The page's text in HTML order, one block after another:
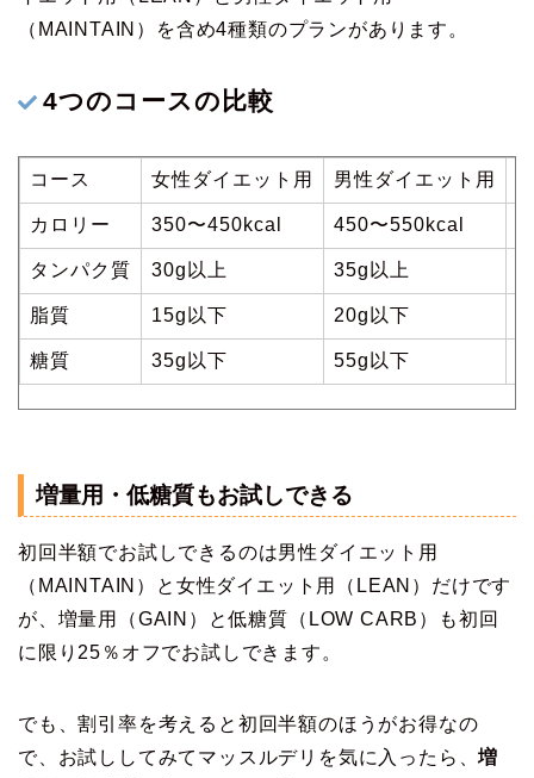
（MAINTAIN）を含め4種類のプランがあります。
4つのコースの比較
コース 女性ダイエット用 男性ダイエット用
カロリー 350〜450kcal 450〜550kcal
タンパク質 30g以上 35g以上
脂質 15g以下 20g以下
糖質 35g以下 55g以下
増量用・低糖質もお試しできる
初回半額でお試しできるのは男性ダイエット用
（MAINTAIN）と女性ダイエット用（LEAN）だけです
が、増量用（GAIN）と低糖質（LOW CARB）も初回
に限り25％オフでお試しできます。
でも、割引率を考えると初回半額のほうがお得なの
で、お試ししてみてマッスルデリを気に入ったら、増